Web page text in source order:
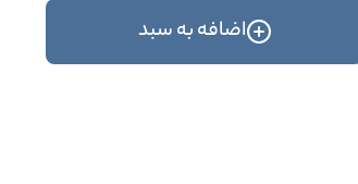
اضافه به سبد